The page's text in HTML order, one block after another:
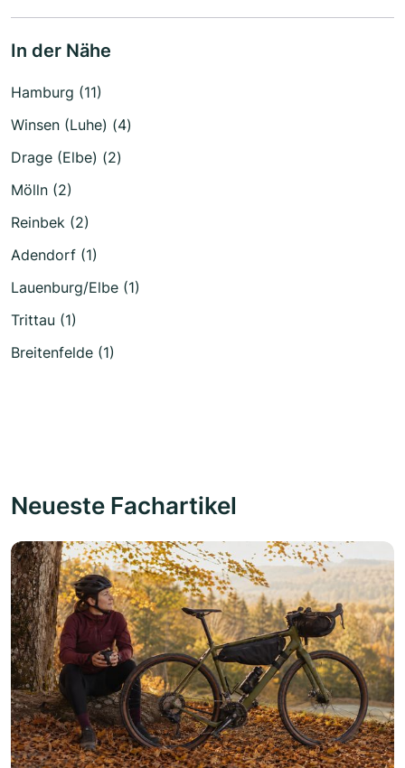
In der Nähe
Hamburg (11)
Winsen (Luhe) (4)
Drage (Elbe) (2)
Mölln (2)
Reinbek (2)
Adendorf (1)
Lauenburg/Elbe (1)
Trittau (1)
Breitenfelde (1)
Neueste Fachartikel